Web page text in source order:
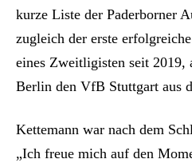
kurze Liste der Paderborner
zugleich der erste
eines Zweitligisten seit 2019,
Berlin den VfB Stuttgart aus
Kettemann war nach dem
„Ich freue mich auf den